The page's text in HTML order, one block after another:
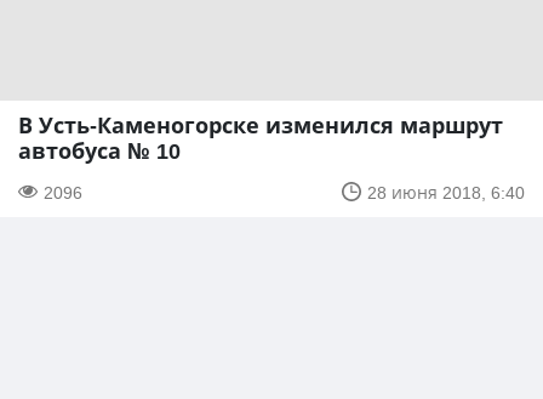
В Усть-Каменогорске изменился маршрут
автобуса № 10
2096 28 июня 2018, 6:40